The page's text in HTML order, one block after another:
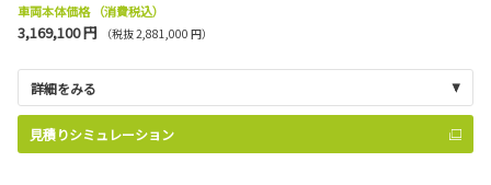
車両本体価格 （消費税込）
3,169,100 円 （税抜 2,881,000 円）
詳細をみる
見積りシミュレーション